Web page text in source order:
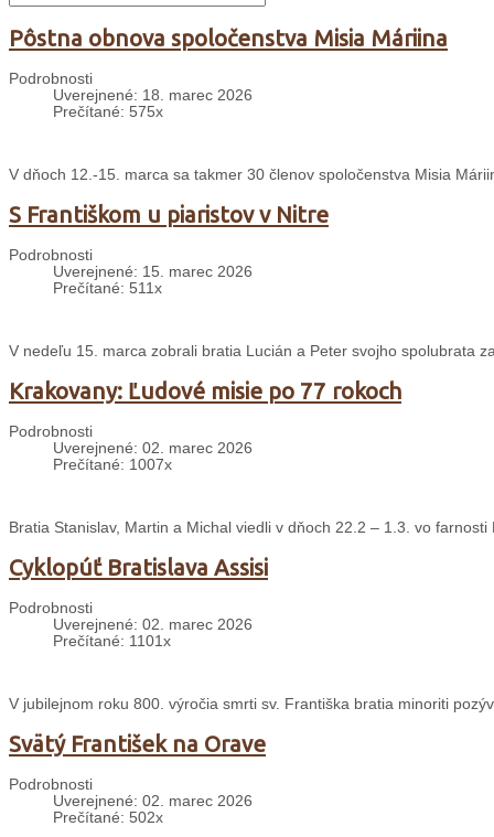
Pôstna obnova spoločenstva Misia Máriina
Podrobnosti
Uverejnené: 18. marec 2026
Prečítané: 575x
V dňoch 12.-15. marca sa takmer 30 členov spoločenstva Misia
S Františkom u piaristov v Nitre
Podrobnosti
Uverejnené: 15. marec 2026
Prečítané: 511x
V nedeľu 15. marca zobrali bratia Lucián a Peter svojho spolubrata
Krakovany: Ľudové misie po 77 rokoch
Podrobnosti
Uverejnené: 02. marec 2026
Prečítané: 1007x
Bratia Stanislav, Martin a Michal viedli v dňoch 22.2 – 1.3. vo
Cyklopúť Bratislava Assisi
Podrobnosti
Uverejnené: 02. marec 2026
Prečítané: 1101x
V jubilejnom roku 800. výročia smrti sv. Františka bratia minoriti
Svätý František na Orave
Podrobnosti
Uverejnené: 02. marec 2026
Prečítané: 502x